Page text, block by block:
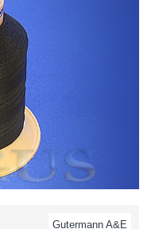
Gutermann A&E